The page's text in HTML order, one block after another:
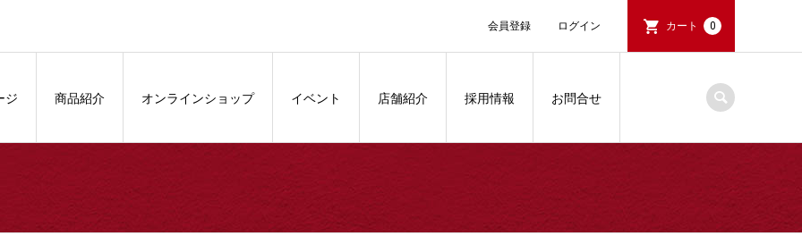
会員登録 ログイン カート 0
ジ 商品紹介 オンラインショップ イベント 店舗紹介 採用情報 お問合せ